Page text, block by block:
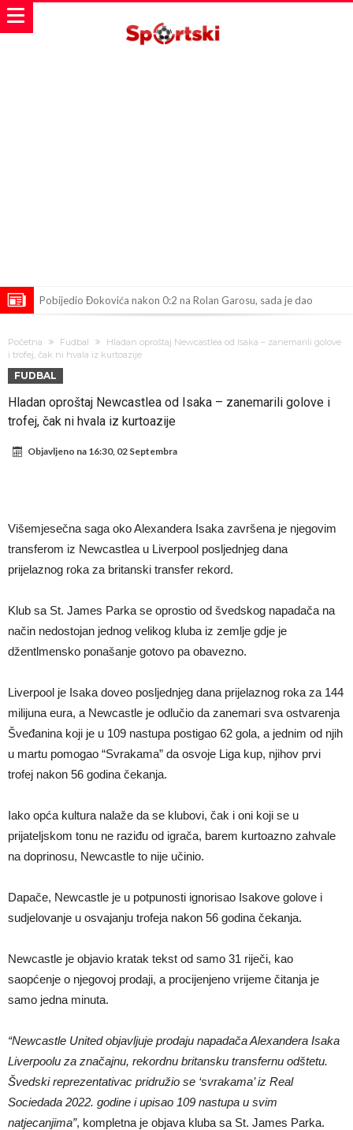
Pobijedio Đokovića nakon 0:2 na Rolan Garosu, sada je dao
daleko”
Koliko traži PSG i koji je Liverpulov “plafon” za Bredlija Barkolu?
Prva ponuda za Rafaela Leaa – odbijena!
Zašto je nepoznati italijanski petoligaš dobio nevjerovatan stadion
igrača!
Početna Fudbal
Hladan oproštaj Newcastlea od Isaka – zanemarili golove
i trofej, čak ni hvala iz kurtoazije
FUDBAL
Hladan oproštaj Newcastlea od Isaka – zanemarili golove i
trofej, čak ni hvala iz kurtoazije
Objavljeno na 16:30, 02 Septembra
Višemjesečna saga oko Alexandera Isaka završena je njegovim
transferom iz Newcastlea u Liverpool posljednjeg dana
prijelaznog roka za britanski transfer rekord.
Klub sa St. James Parka se oprostio od švedskog napadača na
način nedostojan jednog velikog kluba iz zemlje gdje je
džentlmensko ponašanje gotovo pa obavezno.
Liverpool je Isaka doveo posljednjeg dana prijelaznog roka za 144
milijuna eura, a Newcastle je odlučio da zanemari sva ostvarenja
Šveđanina koji je u 109 nastupa postigao 62 gola, a jednim od njih
u martu pomogao “Svrakama” da osvoje Liga kup, njihov prvi
trofej nakon 56 godina čekanja.
Iako opća kultura nalaže da se klubovi, čak i oni koji se u
prijateljskom tonu ne raziđu od igrača, barem kurtoazno zahvale
na doprinosu, Newcastle to nije učinio.
Dapače, Newcastle je u potpunosti ignorisao Isakove golove i
sudjelovanje u osvajanju trofeja nakon 56 godina čekanja.
Newcastle je objavio kratak tekst od samo 31 riječi, kao
saopćenje o njegovoj prodaji, a procijenjeno vrijeme čitanja je
samo jedna minuta.
“Newcastle United objavljuje prodaju napadača Alexandera Isaka
Liverpoolu za značajnu, rekordnu britansku transfernu odštetu.
Švedski reprezentativac pridružio se ‘svrakama’ iz Real
Sociedada 2022. godine i upisao 109 nastupa u svim
natjecanjima”, kompletna je objava kluba sa St. James Parka.